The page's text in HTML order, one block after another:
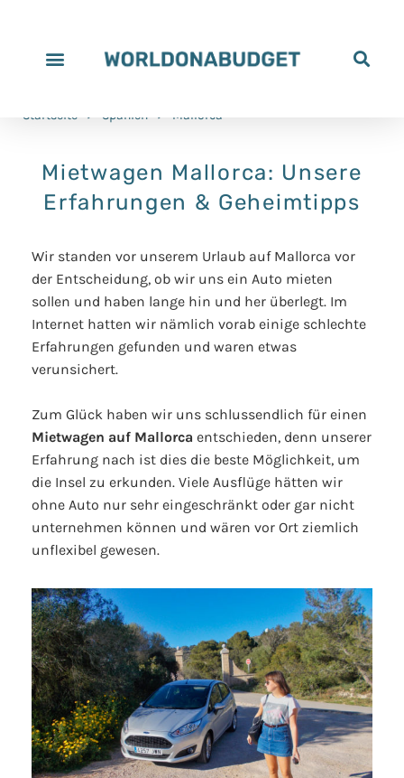
Startseite > Spanien > Mallorca
Mietwagen Mallorca: Unsere
Erfahrungen & Geheimtipps
Wir standen vor unserem Urlaub auf Mallorca vor
der Entscheidung, ob wir uns ein Auto mieten
sollen und haben lange hin und her überlegt. Im
Internet hatten wir nämlich vorab einige schlechte
Erfahrungen gefunden und waren etwas
verunsichert.
Zum Glück haben wir uns schlussendlich für einen
Mietwagen auf Mallorca entschieden, denn unserer
Erfahrung nach ist dies die beste Möglichkeit, um
die Insel zu erkunden. Viele Ausflüge hätten wir
ohne Auto nur sehr eingeschränkt oder gar nicht
unternehmen können und wären vor Ort ziemlich
unflexibel gewesen.